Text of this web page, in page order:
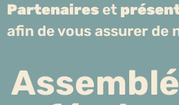
Partenaires et
afin de vous assurer de